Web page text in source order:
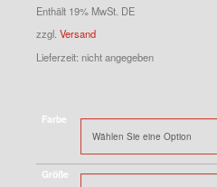
Enthält 19% MwSt. DE
zzgl. Versand
Lieferzeit: nicht angegeben
Farbe
Größe